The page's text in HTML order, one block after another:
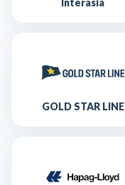
Interasia
GOLD STAR LINE